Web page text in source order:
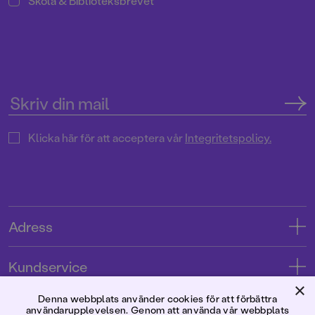
Klicka här för att acceptera vårIntegritetspolicy.
Adress
Tryckerigatan 4
Kundservice
Kontakta oss
Förlaget
×
Denna webbplats använder cookies för att förbättra
användarupplevelsen. Genom att använda vår webbplats